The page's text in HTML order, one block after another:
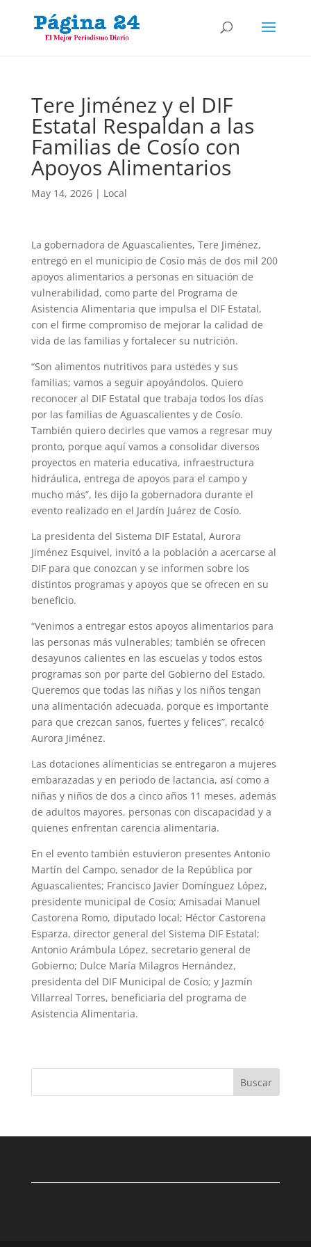
Tere Jiménez y el DIF
Estatal Respaldan a las
Familias de Cosío con
Apoyos Alimentarios
May 14, 2026| Local
La gobernadora de Aguascalientes, Tere Jiménez,
entregó en el municipio de Cosío más de dos mil 200
apoyos alimentarios a personas en situación de
vulnerabilidad, como parte del Programa de
Asistencia Alimentaria que impulsa el DIF Estatal,
con el firme compromiso de mejorar la calidad de
vida de las familias y fortalecer su nutrición.
“Son alimentos nutritivos para ustedes y sus
familias; vamos a seguir apoyándolos. Quiero
reconocer al DIF Estatal que trabaja todos los días
por las familias de Aguascalientes y de Cosío.
También quiero decirles que vamos a regresar muy
pronto, porque aquí vamos a consolidar diversos
proyectos en materia educativa, infraestructura
hidráulica, entrega de apoyos para el campo y
mucho más”, les dijo la gobernadora durante el
evento realizado en el Jardín Juárez de Cosío.
La presidenta del Sistema DIF Estatal, Aurora
Jiménez Esquivel, invitó a la población a acercarse al
DIF para que conozcan y se informen sobre los
distintos programas y apoyos que se ofrecen en su
beneficio.
“Venimos a entregar estos apoyos alimentarios para
las personas más vulnerables; también se ofrecen
desayunos calientes en las escuelas y todos estos
programas son por parte del Gobierno del Estado.
Queremos que todas las niñas y los niños tengan
una alimentación adecuada, porque es importante
para que crezcan sanos, fuertes y felices”, recalcó
Aurora Jiménez.
Las dotaciones alimenticias se entregaron a mujeres
embarazadas y en periodo de lactancia, así como a
niñas y niños de dos a cinco años 11 meses, además
de adultos mayores, personas con discapacidad y a
quienes enfrentan carencia alimentaria.
En el evento también estuvieron presentes Antonio
Martín del Campo, senador de la República por
Aguascalientes; Francisco Javier Domínguez López,
presidente municipal de Cosío; Amisadai Manuel
Castorena Romo, diputado local; Héctor Castorena
Esparza, director general del Sistema DIF Estatal;
Antonio Arámbula López, secretario general de
Gobierno; Dulce María Milagros Hernández,
presidenta del DIF Municipal de Cosío; y Jazmín
Villarreal Torres, beneficiaria del programa de
Asistencia Alimentaria.
Buscar